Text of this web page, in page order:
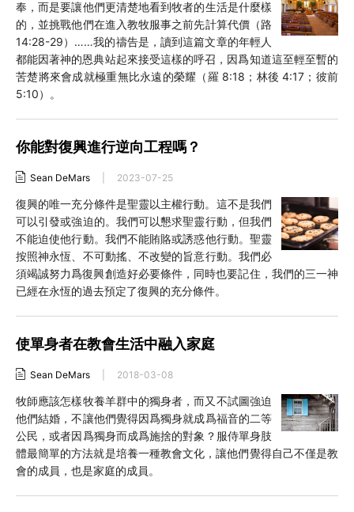
奉，而是要讓他們更清楚地看到牧者的生活是什麼樣
的，並挑戰他們在進入教牧服事之前先計算代價（路
14:28-29）……我的禱告是，讀到這篇文章的年輕人
都能因著神的恩典站起來接受這樣的呼召，因爲知道這至輕至暫的
苦楚將來會成就極重無比永遠的榮耀（羅 8:18；林後 4:17；彼前
5:10）。
你能對復興進行逆向工程嗎？
Sean DeMars 2023-07-25
復興的唯一充分條件是聖靈以主權行動。這不是我們
可以引發或強迫的。我們可以懇求聖靈行動，但我們
不能迫使他行動。我們不能賄賂或誘惑他行動。聖靈
按照神永恆、不可動搖、不改變的旨意行動。我們必
須竭誠努力爲復興創造好必要條件，同時也要記住，我們的三一神
已經在永恆的過去預定了復興的充分條件。
使單身者在教會生活中融入家庭
Sean DeMars 2018-03-08
牧師應該怎樣牧養羊群中的獨身者，而又不試圖強迫
他們結婚，不讓他們覺得因爲獨身就成爲福音的二等
公民，或者因爲獨身而成爲施捨的對象？服侍單身肢
體最簡單的方法就是培養一種教會文化，讓他們覺得自己不僅是教
會的成員，也是家庭的成員。